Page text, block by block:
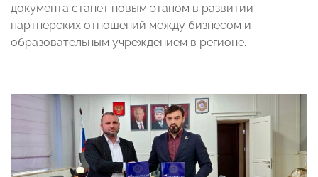
документа станет новым этапом в развитии
партнерских отношений между бизнесом и
образовательным учреждением в регионе.